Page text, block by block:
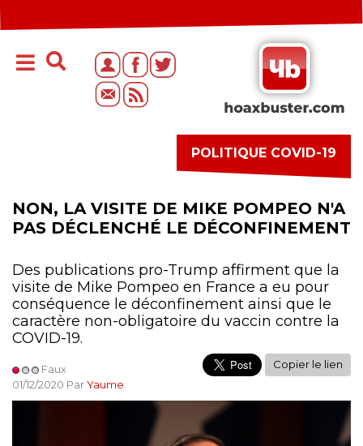
POLITIQUE COVID-19
NON, LA VISITE DE MIKE POMPEO N'A
PAS DÉCLENCHÉ LE DÉCONFINEMENT
Des publications pro-Trump affirment que la
visite de Mike Pompeo en France a eu pour
conséquence le déconfinement ainsi que le
caractère non-obligatoire du vaccin contre la
COVID-19.
Faux
01/12/2020 ParYaume
Copier le lien